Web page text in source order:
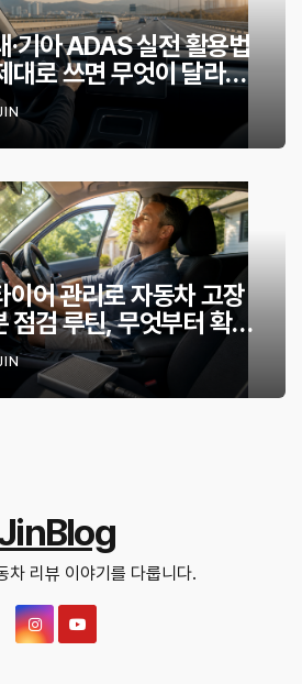
·기아 ADAS 실전 활용법
대로 쓰면 무엇이 달라질
이어 관리로 자동차 고장
점검 루틴, 무엇부터 확인
차 리뷰 이야기를 다룹니다.